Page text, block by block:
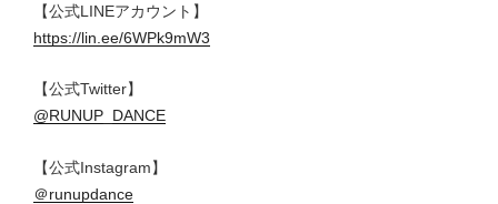
【公式LINEアカウント】
https://lin.ee/6WPk9mW3
【公式Twitter】
@RUNUP_DANCE
【公式Instagram】
＠runupdance